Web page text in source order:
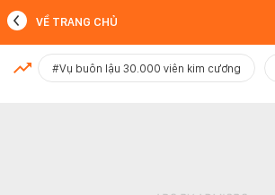
MỚI NHẤT
VỀ TRANG CHỦ
#Vụ buôn lậu 30.000 viên kim cương